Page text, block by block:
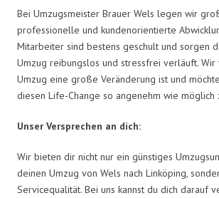
Bei Umzugsmeister Brauer Wels legen wir
professionelle und kundenorientierte
Mitarbeiter sind bestens geschult und sorgen
Umzug reibungslos und stressfrei verläuft. Wir
Umzug eine große Veränderung ist und
diesen Life-Change so angenehm wie möglich
Unser Versprechen an dich:
Wir bieten dir nicht nur ein günstiges
deinen Umzug von Wels nach Linköping,
Servicequalität. Bei uns kannst du dich darauf